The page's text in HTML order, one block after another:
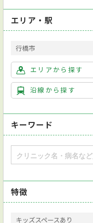
エリア・駅
行橋市
エリアから探す
沿線から探す
キーワード
特徴
キッズスペースあり